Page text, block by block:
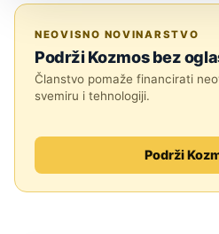
NEOVISNO NOVINARSTVO
Podrži Kozmos bez
Članstvo pomaže financirati
svemiru i tehnologiji.
Podrži